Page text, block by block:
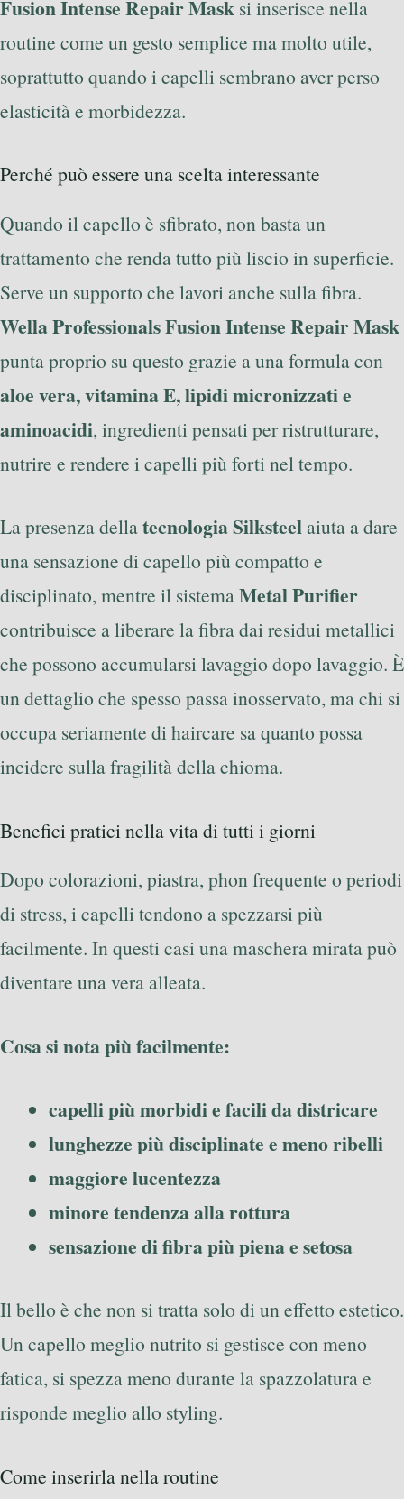
Fusion Intense Repair Mask si inserisce nella
routine come un gesto semplice ma molto utile,
soprattutto quando i capelli sembrano aver perso
elasticità e morbidezza.
Perché può essere una scelta interessante
Quando il capello è sfibrato, non basta un
trattamento che renda tutto più liscio in superficie.
Serve un supporto che lavori anche sulla fibra.
Wella Professionals Fusion Intense Repair Mask
punta proprio su questo grazie a una formula con
aloe vera, vitamina E, lipidi micronizzati e
aminoacidi, ingredienti pensati per ristrutturare,
nutrire e rendere i capelli più forti nel tempo.
La presenza dellatecnologia Silksteelaiuta a dare
una sensazione di capello più compatto e
disciplinato, mentre il sistemaMetal Purifier
contribuisce a liberare la fibra dai residui metallici
che possono accumularsi lavaggio dopo lavaggio. È
un dettaglio che spesso passa inosservato, ma chi si
occupa seriamente di haircare sa quanto possa
incidere sulla fragilità della chioma.
Benefici pratici nella vita di tutti i giorni
Dopo colorazioni, piastra, phon frequente o periodi
di stress, i capelli tendono a spezzarsi più
facilmente. In questi casi una maschera mirata può
diventare una vera alleata.
Cosa si nota più facilmente:
capelli più morbidi e facili da districare
lunghezze più disciplinate e meno ribelli
maggiore lucentezza
minore tendenza alla rottura
sensazione di fibra più piena e setosa
Il bello è che non si tratta solo di un effetto estetico.
Un capello meglio nutrito si gestisce con meno
fatica, si spezza meno durante la spazzolatura e
risponde meglio allo styling.
Come inserirla nella routine